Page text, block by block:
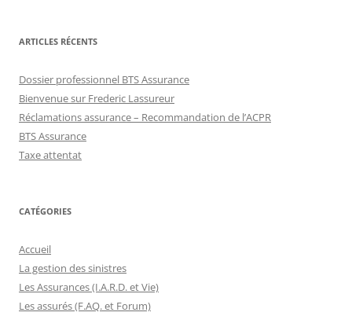
ARTICLES RÉCENTS
Dossier professionnel BTS Assurance
Bienvenue sur Frederic Lassureur
Réclamations assurance – Recommandation de l’ACPR
BTS Assurance
Taxe attentat
CATÉGORIES
Accueil
La gestion des sinistres
Les Assurances (I.A.R.D. et Vie)
Les assurés (F.AQ. et Forum)